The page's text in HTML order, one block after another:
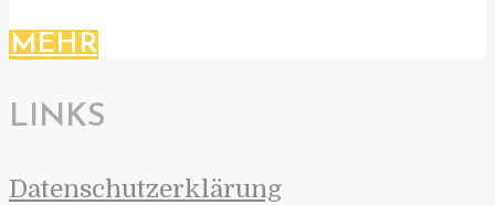
MEHR
LINKS
Datenschutzerklärung